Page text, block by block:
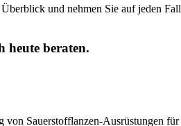
und nehmen Sie auf jeden
heute beraten.
Sauerstofflanzen-Ausrüstungen